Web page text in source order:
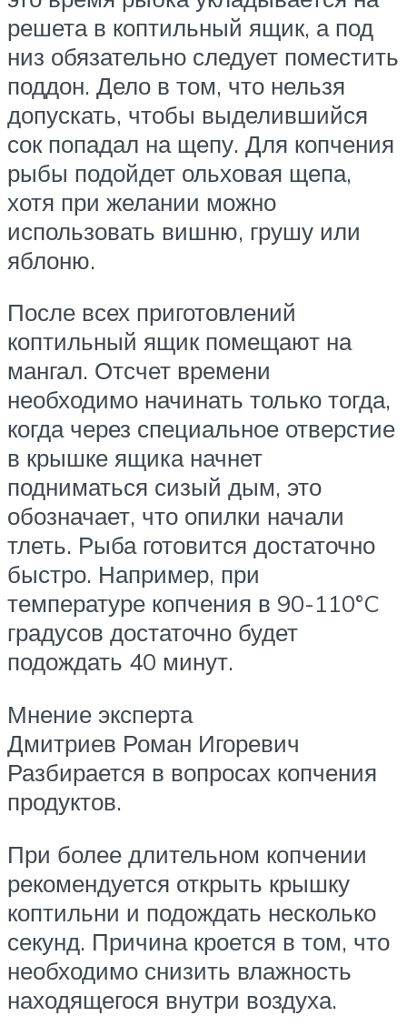
решета в коптильный ящик, а под
низ обязательно следует поместить
поддон. Дело в том, что нельзя
допускать, чтобы выделившийся
сок попадал на щепу. Для копчения
рыбы подойдет ольховая щепа,
хотя при желании можно
использовать вишню, грушу или
яблоню.
После всех приготовлений
коптильный ящик помещают на
мангал. Отсчет времени
необходимо начинать только тогда,
когда через специальное отверстие
в крышке ящика начнет
подниматься сизый дым, это
обозначает, что опилки начали
тлеть. Рыба готовится достаточно
быстро. Например, при
температуре копчения в 90-110°C
градусов достаточно будет
подождать 40 минут.
Мнение эксперта
Дмитриев Роман Игоревич
Разбирается в вопросах копчения
продуктов.
При более длительном копчении
рекомендуется открыть крышку
коптильни и подождать несколько
секунд. Причина кроется в том, что
необходимо снизить влажность
находящегося внутри воздуха.